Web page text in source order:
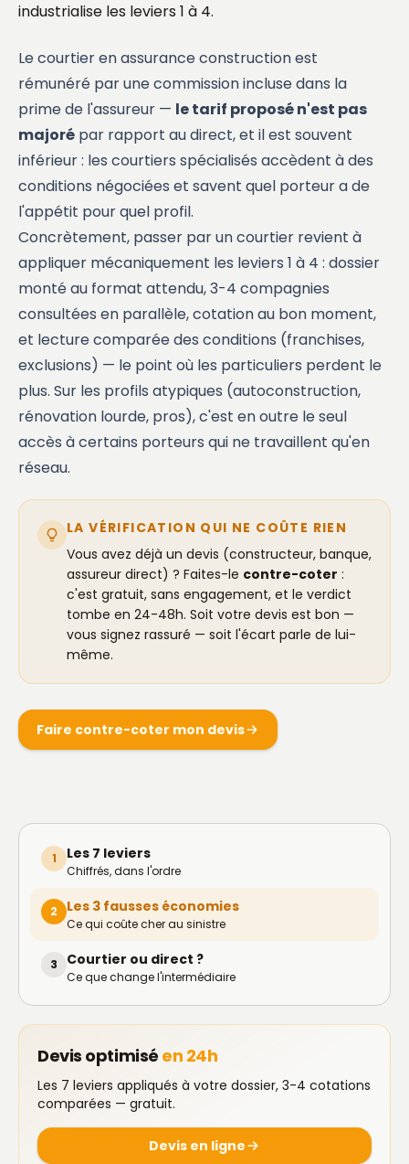
industrialise les leviers 1 à 4.
Le courtier en assurance construction est
rémunéré par une commission incluse dans la
prime de l'assureur — le tarif proposé n'est pas
majoré par rapport au direct, et il est souvent
inférieur : les courtiers spécialisés accèdent à des
conditions négociées et savent quel porteur a de
l'appétit pour quel profil.
Concrètement, passer par un courtier revient à
appliquer mécaniquement les leviers 1 à 4 : dossier
monté au format attendu, 3-4 compagnies
consultées en parallèle, cotation au bon moment,
et lecture comparée des conditions (franchises,
exclusions) — le point où les particuliers perdent le
plus. Sur les profils atypiques (autoconstruction,
rénovation lourde, pros), c'est en outre le seul
accès à certains porteurs qui ne travaillent qu'en
réseau.
LA VÉRIFICATION QUI NE COÛTE RIEN
Vous avez déjà un devis (constructeur, banque,
assureur direct) ? Faites-le contre-coter :
c'est gratuit, sans engagement, et le verdict
tombe en 24-48h. Soit votre devis est bon —
vous signez rassuré — soit l'écart parle de lui-
même.
Faire contre-coter mon devis
1 Les 7 leviers
Chiffrés, dans l'ordre
2 Les 3 fausses économies
Ce qui coûte cher au sinistre
3 Courtier ou direct ?
Ce que change l'intermédiaire
Devis optimisé en 24h
Les 7 leviers appliqués à votre dossier, 3-4 cotations
comparées — gratuit.
Devis en ligne